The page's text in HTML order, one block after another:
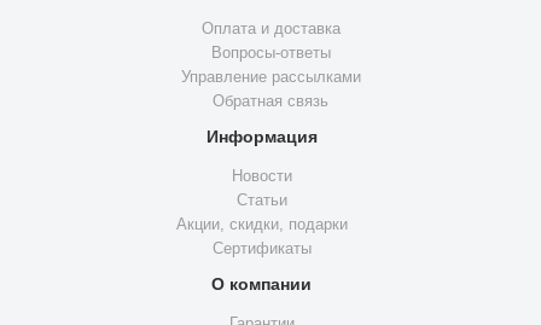
Оплата и доставка
Вопросы-ответы
Управление рассылками
Обратная связь
Информация
Новости
Статьи
Акции, скидки, подарки
Сертификаты
О компании